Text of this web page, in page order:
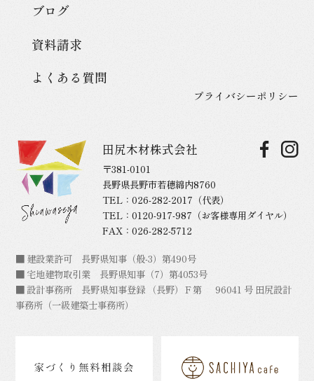
田尻木材株式会社
〒381-0101
長野県長野市若穂綿内8760
TEL： 026-282-2017 （代表）
TEL： 0120-917-987 （お客様専用ダイヤル）
FAX：026-282-5712
■ 建設業許可 長野県知事（般-3）第490号
■ 宅地建物取引業 長野県知事（7）第4053号
■ 設計事務所 長野県知事登録 （長野）Ｆ第 96041 号 田尻設計
事務所（一級建築士事務所）
ブログ
資料請求
よくある質問
プライバシーポリシー